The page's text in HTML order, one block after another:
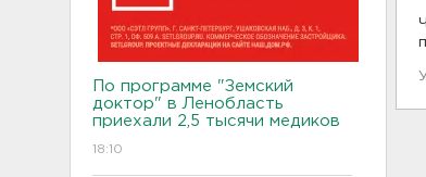
По программе "Земский
доктор" в Ленобласть
приехали 2,5 тысячи медиков
18:10